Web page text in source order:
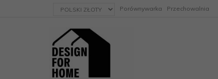
currency_h Porównywarka Przechowalnia